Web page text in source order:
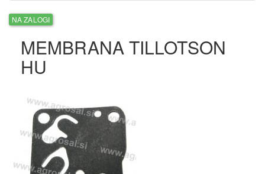
NA ZALOGI
MEMBRANA TILLOTSON
HU